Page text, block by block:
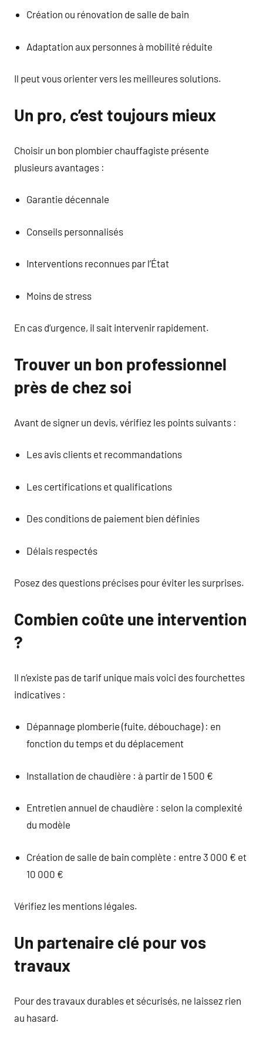
Création ou rénovation de salle de bain
Adaptation aux personnes à mobilité réduite
Il peut vous orienter vers les meilleures solutions.
Un pro, c’est toujours mieux
Choisir un bon plombier chauffagiste présente
plusieurs avantages :
Garantie décennale
Conseils personnalisés
Interventions reconnues par l’État
Moins de stress
En cas d’urgence, il sait intervenir rapidement.
Trouver un bon professionnel
près de chez soi
Avant de signer un devis, vérifiez les points suivants :
Les avis clients et recommandations
Les certifications et qualifications
Des conditions de paiement bien définies
Délais respectés
Posez des questions précises pour éviter les surprises.
Combien coûte une intervention
?
Il n’existe pas de tarif unique mais voici des fourchettes
indicatives :
Dépannage plomberie (fuite, débouchage) : en
fonction du temps et du déplacement
Installation de chaudière : à partir de 1 500 €
Entretien annuel de chaudière : selon la complexité
du modèle
Création de salle de bain complète : entre 3 000 € et
10 000 €
Vérifiez les mentions légales.
Un partenaire clé pour vos
travaux
Pour des travaux durables et sécurisés, ne laissez rien
au hasard.